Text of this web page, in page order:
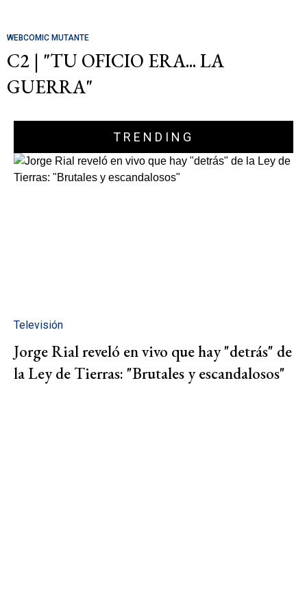
WEBCOMIC MUTANTE
C2 | "TU OFICIO ERA... LA
GUERRA"
TRENDING
Televisión
Jorge Rial reveló en vivo que hay "detrás" de
la Ley de Tierras: "Brutales y escandalosos"